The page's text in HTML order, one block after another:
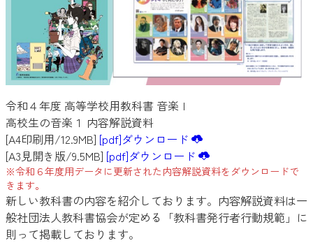
令和４年度 高等学校用教科書 音楽Ⅰ
高校生の音楽１ 内容解説資料
[A4印刷用/12.9MB] [pdf]ダウンロード
[A3見開き版/9.5MB] [pdf]ダウンロード
※令和６年度用データに更新された内容解説資料をダウンロードで
きます。
新しい教科書の内容を紹介しております。内容解説資料は一
般社団法人教科書協会が定める「教科書発行者行動規範」に
則って掲載しております。